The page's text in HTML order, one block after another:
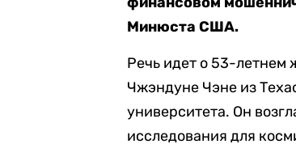
Минюста США.
Речь идет о 53-летнем
Чжэндуне Чэне из
университета. Он
исследования для